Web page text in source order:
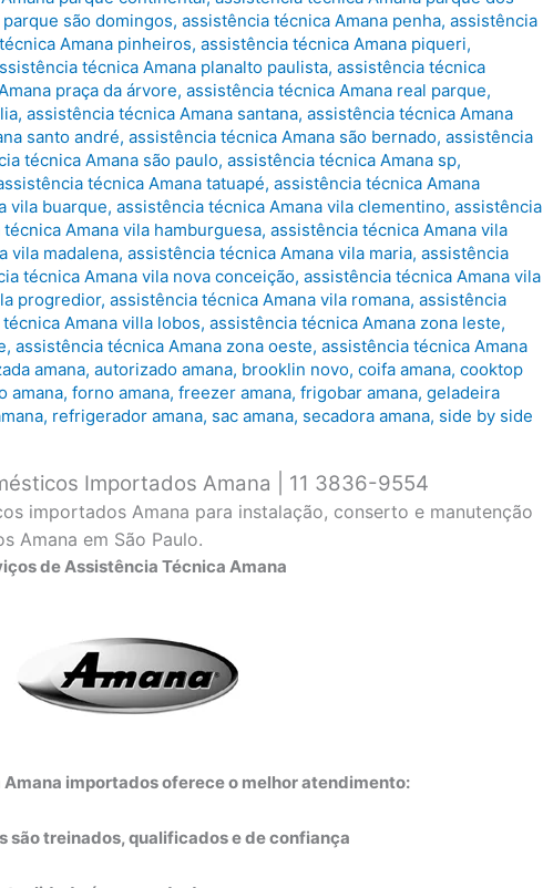
são domingos, assistência técnica Amana penha, assistência
Amana pinheiros, assistência técnica Amana piqueri,
técnica Amana planalto paulista, assistência técnica
praça da árvore, assistência técnica Amana real parque,
, assistência técnica Amana santana, assistência técnica Amana
santo andré, assistência técnica Amana são bernado, assistência
técnica Amana são paulo, assistência técnica Amana sp,
técnica Amana tatuapé, assistência técnica Amana
vila buarque, assistência técnica Amana vila clementino, assistência
Amana vila hamburguesa, assistência técnica Amana vila
vila madalena, assistência técnica Amana vila maria, assistência
técnica Amana vila nova conceição, assistência técnica Amana vila
progredior, assistência técnica Amana vila romana, assistência
Amana villa lobos, assistência técnica Amana zona leste,
, assistência técnica Amana zona oeste, assistência técnica Amana
amana, autorizado amana, brooklin novo, coifa amana, cooktop
amana, forno amana, freezer amana, frigobar amana, geladeira
, refrigerador amana, sac amana, secadora amana, side by side
Importados Amana | 11 3836-9554
importados Amana para instalação, conserto e manutenção
Amana em São Paulo.
de Assistência Técnica Amana
importados oferece o melhor atendimento:
são treinados, qualificados e de confiança